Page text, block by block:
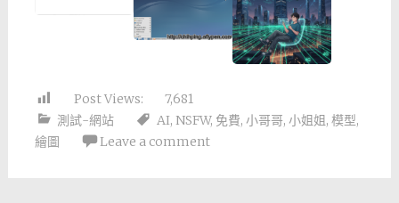
Post Views:
7,681
測試-網站
AI, NSFW, 免費, 小哥哥, 小姐姐, 模型,
繪圖
Leave a comment